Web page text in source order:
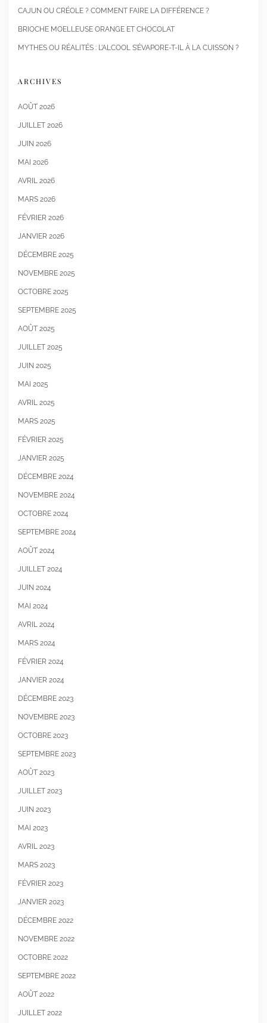
CAJUN OU CRÉOLE ? COMMENT FAIRE LA DIFFÉRENCE ?
BRIOCHE MOELLEUSE ORANGE ET CHOCOLAT
MYTHES OU RÉALITÉS : L’ALCOOL S’ÉVAPORE-T-IL À LA CUISSON ?
ARCHIVES
AOÛT 2026
JUILLET 2026
JUIN 2026
MAI 2026
AVRIL 2026
MARS 2026
FÉVRIER 2026
JANVIER 2026
DÉCEMBRE 2025
NOVEMBRE 2025
OCTOBRE 2025
SEPTEMBRE 2025
AOÛT 2025
JUILLET 2025
JUIN 2025
MAI 2025
AVRIL 2025
MARS 2025
FÉVRIER 2025
JANVIER 2025
DÉCEMBRE 2024
NOVEMBRE 2024
OCTOBRE 2024
SEPTEMBRE 2024
AOÛT 2024
JUILLET 2024
JUIN 2024
MAI 2024
AVRIL 2024
MARS 2024
FÉVRIER 2024
JANVIER 2024
DÉCEMBRE 2023
NOVEMBRE 2023
OCTOBRE 2023
SEPTEMBRE 2023
AOÛT 2023
JUILLET 2023
JUIN 2023
MAI 2023
AVRIL 2023
MARS 2023
FÉVRIER 2023
JANVIER 2023
DÉCEMBRE 2022
NOVEMBRE 2022
OCTOBRE 2022
SEPTEMBRE 2022
AOÛT 2022
JUILLET 2022